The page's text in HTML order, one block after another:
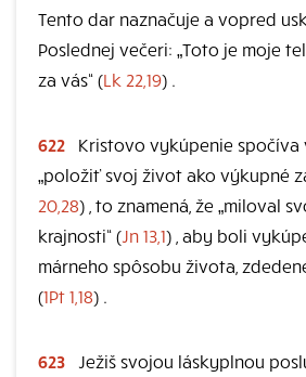
Tento dar naznačuje a vopred
Poslednej večeri: „Toto je moje
za vás“ (Lk 22,19) .
622
Kristovo vykúpenie spočíva
„položiť svoj život ako výkupné
20,28) , to znamená, že „miloval
krajnosti“ ( Jn 13,1) , aby boli
márneho spôsobu života,
(1Pt 1,18) .
623
Ježiš svojou láskyplnou